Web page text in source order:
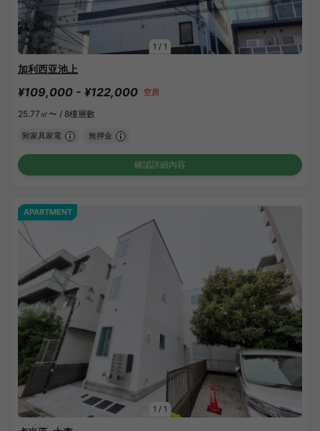
1 / 1
加利西亚池上
¥109,000 - ¥122,000 空房
25.77㎡〜 / 8樓層數
附家具家電 無押金
確認詳細內容
1 / 1
APARTMENT